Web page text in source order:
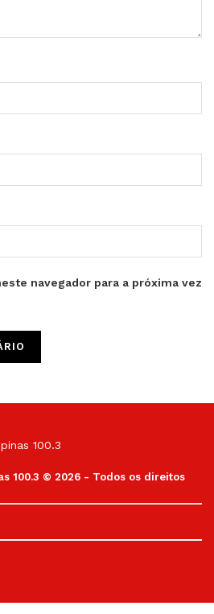
navegador para a próxima vez
100.3 © 2026 - Todos os direitos